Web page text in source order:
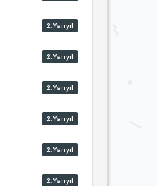
2.Yarıyıl
2.Yarıyıl
2.Yarıyıl
2.Yarıyıl
2.Yarıyıl
2.Yarıyıl